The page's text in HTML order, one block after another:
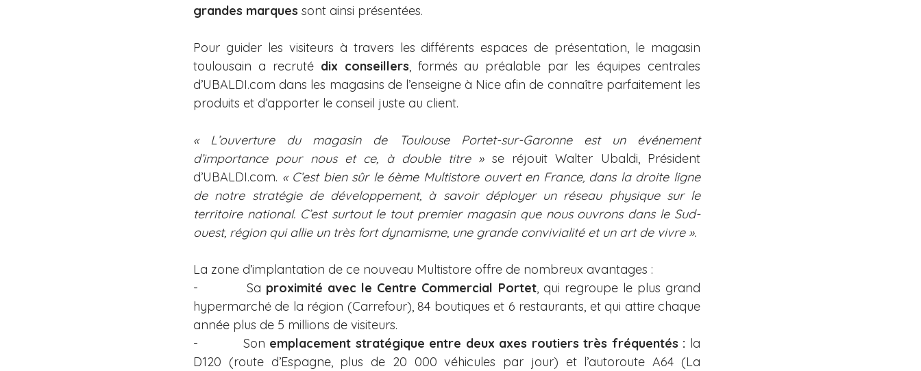
grandes marques sont ainsi présentées.
Pour guider les visiteurs à travers les différents espaces de présentation, le magasin
toulousain a recruté dix conseillers, formés au préalable par les équipes centrales
d’UBALDI.com dans les magasins de l’enseigne à Nice afin de connaître parfaitement les
produits et d’apporter le conseil juste au client.
« L’ouverture du magasin de Toulouse Portet-sur-Garonne est un événement
d’importance pour nous et ce, à double titre » se réjouit Walter Ubaldi, Président
d’UBALDI.com. « C’est bien sûr le 6ème Multistore ouvert en France, dans la droite ligne
de notre stratégie de développement, à savoir déployer un réseau physique sur le
territoire national. C’est surtout le tout premier magasin que nous ouvrons dans le Sud-
ouest, région qui allie un très fort dynamisme, une grande convivialité et un art de vivre ».
La zone d’implantation de ce nouveau Multistore offre de nombreux avantages :
-          Sa proximité avec le Centre Commercial Portet, qui regroupe le plus grand
hypermarché de la région (Carrefour), 84 boutiques et 6 restaurants, et qui attire chaque
année plus de 5 millions de visiteurs.
-          Son emplacement stratégique entre deux axes routiers très fréquentés : la
D120 (route d’Espagne, plus de 20 000 véhicules par jour) et l’autoroute A64 (La